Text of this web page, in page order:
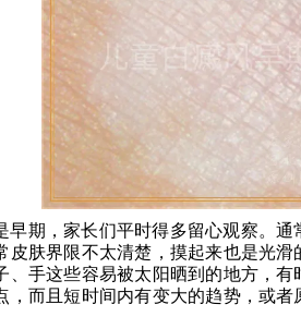
早期，家长们平时得多留心观察。
皮肤界限不太清楚，摸起来也是光
、手这些容易被太阳晒到的地方，
，而且短时间内有变大的趋势，或